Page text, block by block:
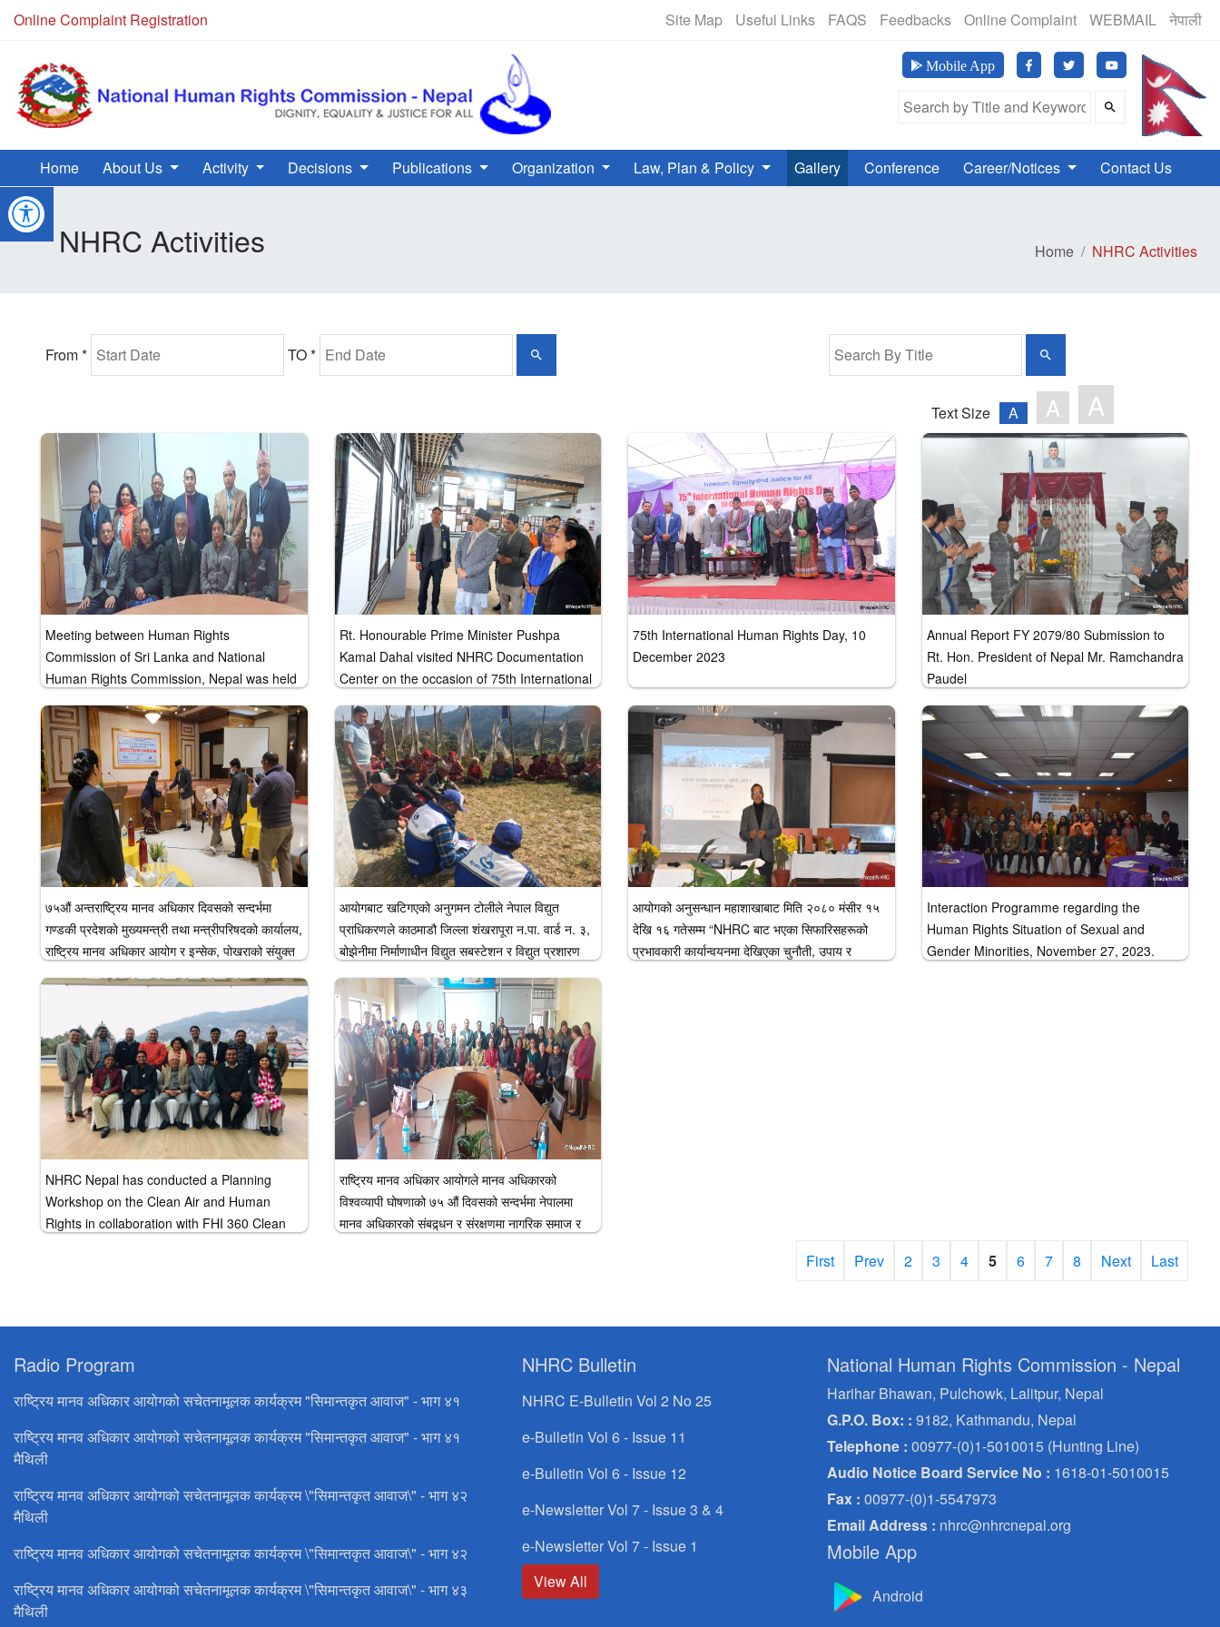
Online Complaint Registration NHRC Hotline - +977-1-5010000 (24 Hours, 365 Days) मानव
Site Map Useful Links FAQS Feedbacks Online Complaint WEBMAIL नेपाली
Mobile App
Search Field
Home About Us Activity Decisions Publications Organization Law, Plan & Policy Gallery Conference Career/Notices Contact Us
NHRC Activities Home NHRC Activities
From * TO *
Text Size A A A
Meeting between Human Rights
Commission of Sri Lanka and National
Human Rights Commission, Nepal was held
2023.
Rt. Honourable Prime Minister Pushpa
Kamal Dahal visited NHRC Documentation
Center on the occasion of 75th International
75th International Human Rights Day, 10
December 2023
Annual Report FY 2079/80 Submission to
Rt. Hon. President of Nepal Mr. Ramchandra
Paudel
७५औं अन्तराष्ट्रिय मानव अधिकार दिवसको सन्दर्भमा
गण्डकी प्रदेशकाे मुख्यमन्त्री तथा मन्त्रीपरिषदको कार्यालय,
राष्ट्रिय मानव अधिकार आयोग र इन्सेक, पोखराको संयुक्त
आयोगबाट खटिगएको अनुगमन टोलीले नेपाल विद्युत
प्राधिकरणले काठमाडौ जिल्ला शंखरापूरा न.पा. वार्ड न. ३,
बोझेनीमा निर्माणाधीन विद्युत सबस्टेशन र विद्युत प्रशारण
मानव अधिकार अवस्थासम्बन्धमा स्थलगत अनुगमन
२०८०/०८/
आयोगको अनुसन्धान महाशाखाबाट मिति २०८० मंसीर १५
देखि १६ गतेसम्म “NHRC बाट भएका सिफारिसहरूको
प्रभावकारी कार्यान्वयनमा देखिएका चुनौती, उपाय र
Interaction Programme regarding the
Human Rights Situation of Sexual and
Gender Minorities, November 27, 2023.
NHRC Nepal has conducted a Planning
Workshop on the Clean Air and Human
Rights in collaboration with FHI 360 Clean
राष्ट्रिय मानव अधिकार आयोगले मानव अधिकारको
विश्वव्यापी घोषणाको ७५ औं दिवसको सन्दर्भमा नेपालमा
मानव अधिकारको संबद्र्धन र संरक्षणमा नागरिक समाज र
First Prev 2 3 4 5 6 7 8 Next Last
Radio Program
राष्ट्रिय मानव अधिकार आयोगको सचेतनामूलक कार्यक्रम "सिमान्तकृत आवाज" - भाग ४१
राष्ट्रिय मानव अधिकार आयोगको सचेतनामूलक कार्यक्रम "सिमान्तकृत आवाज" - भाग ४१
मैथिली
राष्ट्रिय मानव अधिकार आयोगको सचेतनामूलक कार्यक्रम \"सिमान्तकृत आवाज\" - भाग ४२
मैथिली
राष्ट्रिय मानव अधिकार आयोगको सचेतनामूलक कार्यक्रम \"सिमान्तकृत आवाज\" - भाग ४२
राष्ट्रिय मानव अधिकार आयोगको सचेतनामूलक कार्यक्रम \"सिमान्तकृत आवाज\" - भाग ४३
मैथिली
NHRC Bulletin
NHRC E-Bulletin Vol 2 No 25
e-Bulletin Vol 6 - Issue 11
e-Bulletin Vol 6 - Issue 12
e-Newsletter Vol 7 - Issue 3 & 4
e-Newsletter Vol 7 - Issue 1
View All
National Human Rights Commission - Nepal
Harihar Bhawan, Pulchowk, Lalitpur, Nepal
G.P.O. Box: : 9182, Kathmandu, Nepal
Telephone : 00977-(0)1-5010015 (Hunting Line)
Audio Notice Board Service No : 1618-01-5010015
Fax : 00977-(0)1-5547973
Email Address : nhrc@nhrcnepal.org
Mobile App
Android